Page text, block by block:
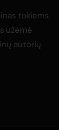
tokiems
užėmė
autorių